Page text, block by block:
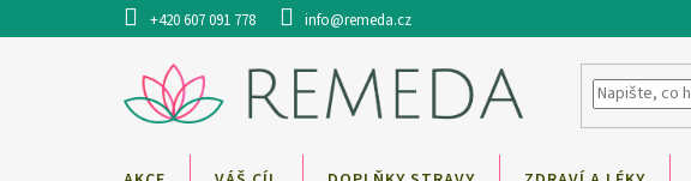
na
+420 607 091 778 info@remeda.cz